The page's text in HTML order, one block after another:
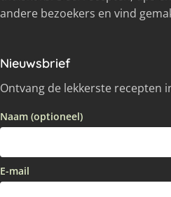
andere bezoekers en vind
Nieuwsbrief
Ontvang de lekkerste recepten
Naam (optioneel)
E-mail